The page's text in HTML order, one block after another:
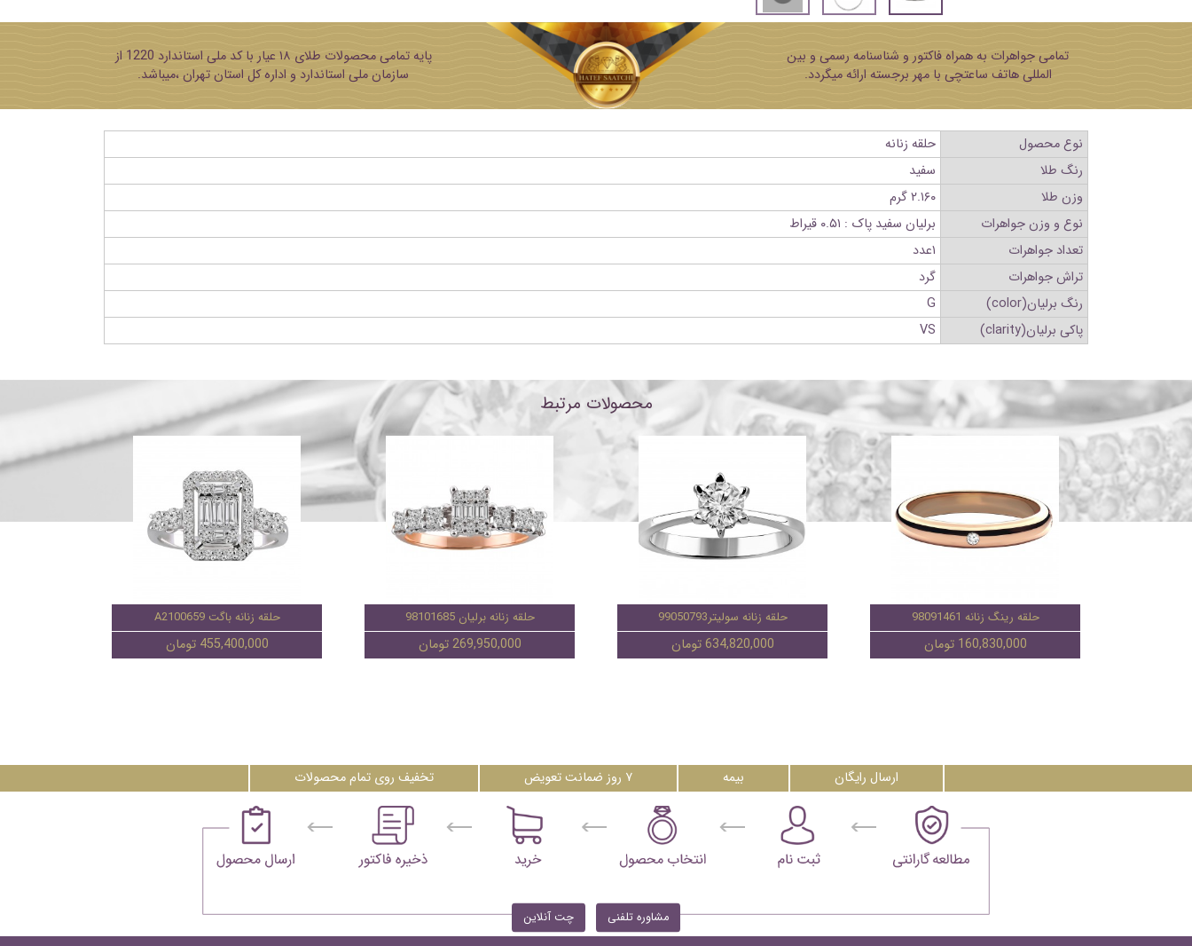
تمامی جواهرات به همراه فاکتور و شناسنامه رسمی و بین
المللی هاتف ساعتچی با مهر برجسته ارائه میگردد.
پایه تمامی محصولات طلای ۱۸ عیار با کد ملی استاندارد 1220 از
سازمان ملی استاندارد و اداره کل استان تهران ،میباشد.
نوع محصول
حلقه زنانه
رنگ طلا
سفید
وزن طلا
۲.۱۶۰ گرم
نوع و وزن جواهرات
برلیان سفید پاک : ۰.۵۱ قیراط
تعداد جواهرات
۱عدد
تراش جواهرات
گرد
رنگ برلیان(color)
G
پاکی برلیان(clarity)
VS
محصولات مرتبط
حلقه رینگ زنانه 98091461
160,830,000 تومان
حلقه زنانه سولیتر99050793
634,820,000 تومان
حلقه زنانه برلیان 98101685
269,950,000 تومان
حلقه زنانه باگت A2100659
455,400,000 تومان
ارسال رایگان بیمه ۷ روز ضمانت تعویض تخفیف روی تمام محصولات
مشاوره تلفنی چت آنلاین